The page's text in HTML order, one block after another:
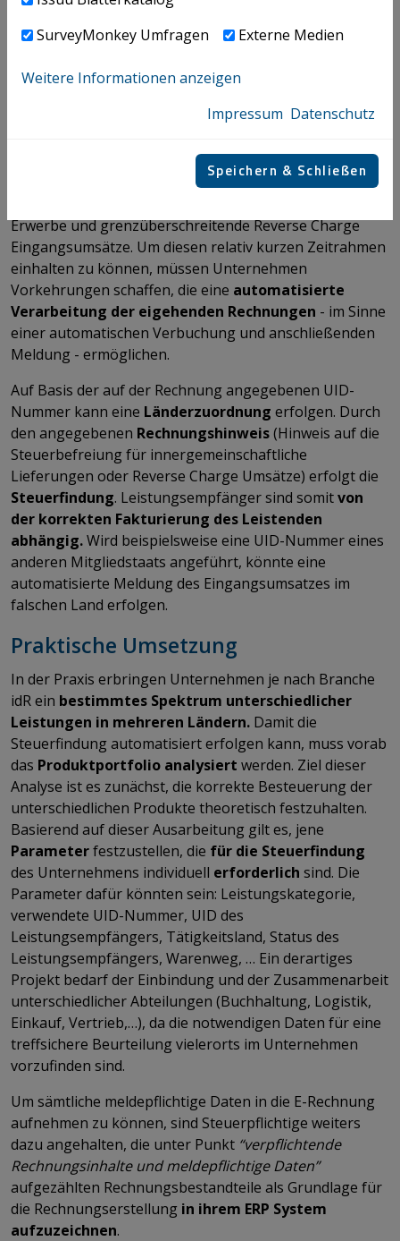
beispielsweise automatisiert mittels Einbindung einer
müssen durch den Leistungsempfänger gemäß
der strukturierten E-Rechnung elektronischan die
zuständige Steuerbehörde gemeldet werden. Hiervon
Erwerbe und grenzüberschreitende Reverse Charge
Eingangsumsätze. Um diesen relativ kurzen Zeitrahmen
einhalten zu können, müssen Unternehmen
Vorkehrungen schaffen, die eine automatisierte
Verarbeitung der eigehenden Rechnungen - im Sinne
einer automatischen Verbuchung und anschließenden
Meldung - ermöglichen.
Auf Basis der auf der Rechnung angegebenen UID-
Nummer kann eine Länderzuordnung erfolgen. Durch
den angegebenen Rechnungshinweis(Hinweis auf die
Steuerbefreiung für innergemeinschaftliche
Lieferungen oder Reverse Charge Umsätze) erfolgt die
Steuerfindung. Leistungsempfänger sind somitvon
der korrekten Fakturierung des Leistenden
abhängig.Wird beispielsweise eine UID-Nummer eines
anderen Mitgliedstaats angeführt, könnte eine
automatisierte Meldung des Eingangsumsatzes im
falschen Land erfolgen.
Praktische Umsetzung
In der Praxis erbringen Unternehmen je nach Branche
idR ein bestimmtes Spektrum unterschiedlicher
Leistungen in mehreren Ländern. Damit die
Steuerfindung automatisiert erfolgen kann, muss vorab
das Produktportfolio analysiert werden. Ziel dieser
Analyse ist es zunächst, die korrekte Besteuerung der
unterschiedlichen Produkte theoretisch festzuhalten.
Basierend auf dieser Ausarbeitung gilt es, jene
Parameterfestzustellen, die für die Steuerfindung
des Unternehmens individuell erforderlich sind. Die
Parameter dafür könnten sein: Leistungskategorie,
verwendete UID-Nummer, UID des
Leistungsempfängers, Tätigkeitsland, Status des
Leistungsempfängers, Warenweg, … Ein derartiges
Projekt bedarf der Einbindung und der Zusammenarbeit
unterschiedlicher Abteilungen (Buchhaltung, Logistik,
Einkauf, Vertrieb,…), da die notwendigen Daten für eine
treffsichere Beurteilung vielerorts im Unternehmen
vorzufinden sind.
Um sämtliche meldepflichtige Daten in die E-Rechnung
aufnehmen zu können, sind Steuerpflichtige weiters
dazu angehalten, die unter Punkt “verpflichtende
Rechnungsinhalte und meldepflichtige Daten”
aufgezählten Rechnungsbestandteile als Grundlage für
die Rechnungserstellung in ihrem ERP System
aufzuzeichnen.
SurveyMonkey Umfragen
Externe Medien
Weitere Informationen anzeigen
Impressum Datenschutz
Speichern & Schließen